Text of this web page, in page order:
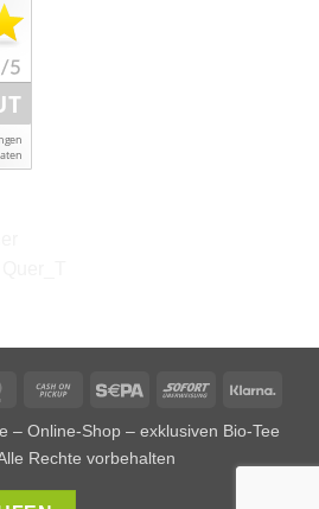
MasterCardCash
Pickup
Sepa Sofort
– Online-Shop – exklusiven Bio-Tee
Rechte vorbehalten